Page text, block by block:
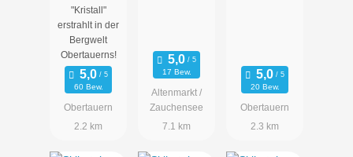
"Kristall"
erstrahlt in der
Bergwelt
Obertauerns!
60 Bew.
Obertauern
2.2 km
17 Bew.
Altenmarkt /
Zauchensee
7.1 km
20 Bew.
Obertauern
2.3 km